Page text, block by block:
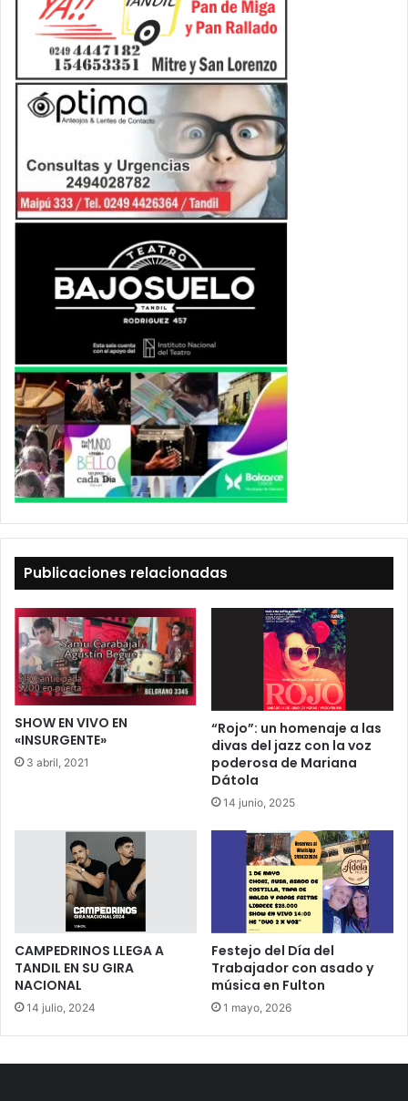
Publicaciones relacionadas
SHOW EN VIVO EN
«INSURGENTE»
3 abril, 2021
“Rojo”: un homenaje a las
divas del jazz con la voz
poderosa de Mariana
Dátola
14 junio, 2025
CAMPEDRINOS LLEGA A
TANDIL EN SU GIRA
NACIONAL
14 julio, 2024
Festejo del Día del
Trabajador con asado y
música en Fulton
1 mayo, 2026